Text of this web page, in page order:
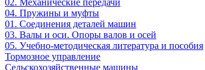
02. Механические передачи
04. Пружины и муфты
01. Соединения деталей машин
03. Валы и оси. Опоры валов и осей
05. Учебно-методическая литература и пособия
Тормозное управление
Сельскохозяйственные машины